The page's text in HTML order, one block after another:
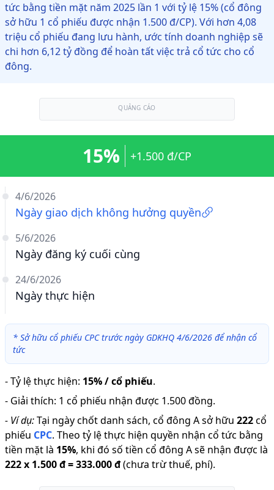
tức bằng tiền mặt năm 2025 lần 1 với tỷ lệ 15% (cổ đông
sở hữu 1 cổ phiếu được nhận 1.500 đ/CP). Với hơn 4,08
triệu cổ phiếu đang lưu hành, ước tính doanh nghiệp sẽ
chi hơn 6,12 tỷ đồng để hoàn tất việc trả cổ tức cho cổ
đông.
QUẢNG CÁO
4/6/2026
Ngày giao dịch không hưởng quyền
5/6/2026
Ngày đăng ký cuối cùng
24/6/2026
Ngày thực hiện
15% +1.500 đ/CP
* Sở hữu cổ phiếu CPC trước ngày GDKHQ 4/6/2026 để nhận cổ
tức
-Tỷ lệ thực hiện: 15% / cổ phiếu.
- Giải thích: 1 cổ phiếu nhận được 1.500 đồng.
- Ví dụ:Tại ngày chốt danh sách, cổ đông A sở hữu 222cổ
phiếu CPC. Theo tỷ lệ thực hiện quyền nhận cổ tức bằng
tiền mặt là 15%, khi đó số tiền cổ đông A sẽ nhận được là
222x 1.500 đ=333.000 đ(chưa trừ thuế, phí).